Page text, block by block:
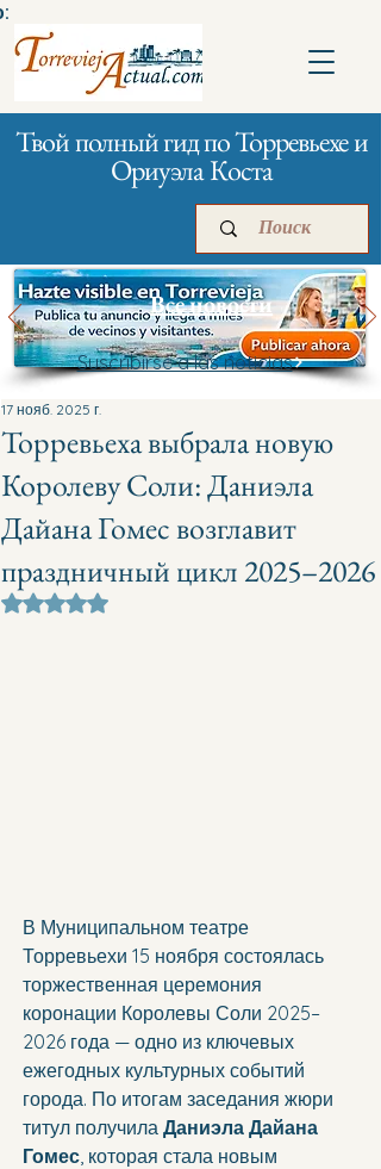
Твой полный гид по Торревьехе и
Ориуэла Коста
Главная Реклама
Все новости
Suscribirse a las noticias
Торревьеха выбрала новую
Королеву Соли: Даниэла
Дайана Гомес возглавит
праздничный цикл 2025–2026
17 нояб. 2025 г.
Оценка: не число из 5 звезд.
В Муниципальном театре
Торревьехи 15 ноября состоялась
торжественная церемония
коронации Королевы Соли 2025–
2026 года — одно из ключевых
ежегодных культурных событий
города. По итогам заседания жюри
титул получила Даниэла Дайана
Гомес , которая стала новым